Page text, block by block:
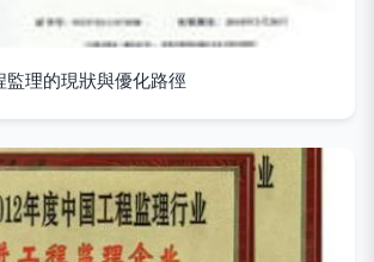
監理的現狀與優化路徑